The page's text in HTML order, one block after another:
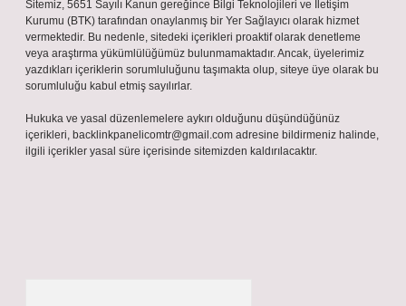
Sitemiz, 5651 Sayılı Kanun gereğince Bilgi Teknolojileri ve İletişim
Kurumu (BTK) tarafından onaylanmış bir Yer Sağlayıcı olarak hizmet
vermektedir. Bu nedenle, sitedeki içerikleri proaktif olarak denetleme
veya araştırma yükümlülüğümüz bulunmamaktadır. Ancak, üyelerimiz
yazdıkları içeriklerin sorumluluğunu taşımakta olup, siteye üye olarak bu
sorumluluğu kabul etmiş sayılırlar.
Hukuka ve yasal düzenlemelere aykırı olduğunu düşündüğünüz
içerikleri, backlinkpanelicomtr@gmail.com adresine bildirmeniz halinde,
ilgili içerikler yasal süre içerisinde sitemizden kaldırılacaktır.